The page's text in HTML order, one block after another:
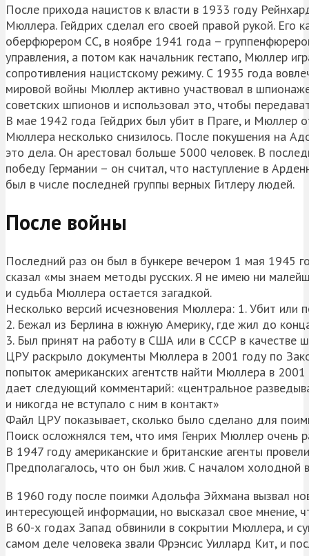
После прихода нацистов к власти в 1933 году
Мюллера. Гейдрих сделал его своей правой рукой. Его
оберфюрером СС, в ноябре 1941 года –
управления, а потом как начальник гестапо, Мюллер
сопротивления нацистскому режиму. С 1935 года
мировой войны Мюллер активно участвовал в
советских шпионов и использовал это, чтобы
В мае 1942 года Гейдрих был убит в Праге, и Мюллер
Мюллера несколько снизилось. После покушения на
это дела. Он арестовал больше 5000 человек. В
победу Германии – он считал, что наступление в
был в числе последней группы верных Гитлеру людей.
После войны
Последний раз он был в бункере вечером 1 мая 1945
сказал «мы знаем методы русских. Я не имею ни
и судьба Мюллера остается загадкой.
Несколько версий исчезновения Мюллера: 1. Убит или
2. Бежал из Берлина в южную Америку, где жил до
3. Был принят на работу в США или в СССР в качестве
ЦРУ раскрыло документы Мюллера в 2001 году по
попыток американских агентств найти Мюллера в
дает следующий комментарий: «центральное
и никогда не вступало с ним в контакт»
Файл ЦРУ показывает, сколько было сделано для
Поиск осложнялся тем, что имя Генрих Мюллер очень
В 1947 году американские и британские агенты
Предполагалось, что он был жив. С началом холодной
В 1960 году после поимки Адольфа Эйхмана вызвал
интересующей информации, но высказал свое мнение,
В 60-х годах Запад обвинили в сокрытии Мюллера, и
самом деле человека звали Фрэнсис Уиллард Кит, и